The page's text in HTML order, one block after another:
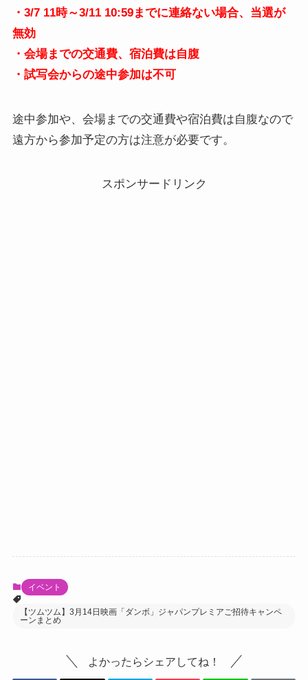
・3/7 11時～3/11 10:59までに連絡ない場合、当選が
無効
・会場までの交通費、宿泊費は自腹
・試写会からの途中参加は不可
途中参加や、会場までの交通費や宿泊費は自腹なので
遠方から参加予定の方は注意が必要です。
スポンサードリンク
イベント
【ツムツム】3月14日映画「ダンボ」ジャパンプレミアご招待キャンペ
ーンまとめ
よかったらシェアしてね！